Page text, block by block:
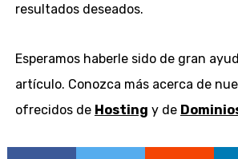
resultados deseados.
Esperamos haberle sido de gran
artículo. Conozca más acerca de
ofrecidos de Hosting y de